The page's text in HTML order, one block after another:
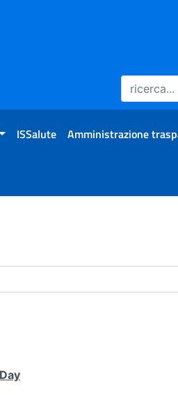
ISSalute Amministrazione